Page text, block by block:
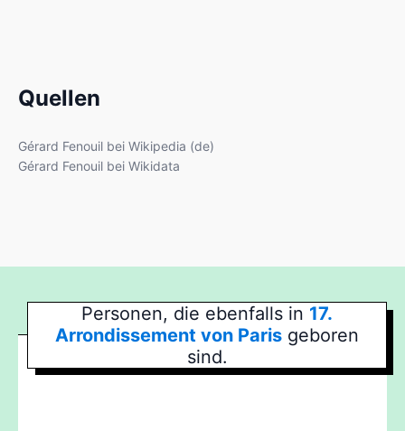
Quellen
Gérard Fenouil bei Wikipedia (de)
Gérard Fenouil bei Wikidata
Personen, die ebenfalls in 17.
Arrondissement von Paris geboren
sind.